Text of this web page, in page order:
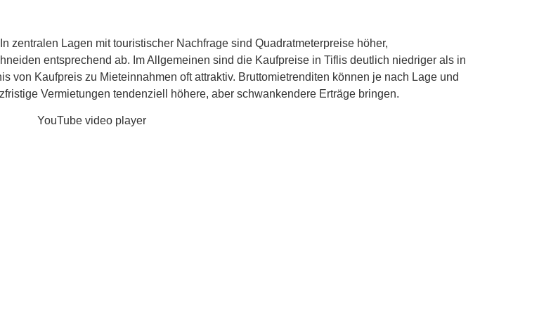
zentralen Lagen mit touristischer Nachfrage sind Quadratmeterpreise höher,
entsprechend ab. Im Allgemeinen sind die Kaufpreise in Tiflis deutlich niedriger als in
von Kaufpreis zu Mieteinnahmen oft attraktiv. Bruttomietrenditen können je nach Lage und
Vermietungen tendenziell höhere, aber schwankendere Erträge bringen.